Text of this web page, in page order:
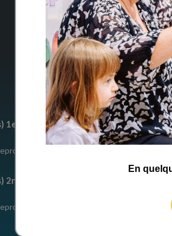
1er degré
2nd degré
Nombre d'activités
4
Crédits
Creative Commons
En